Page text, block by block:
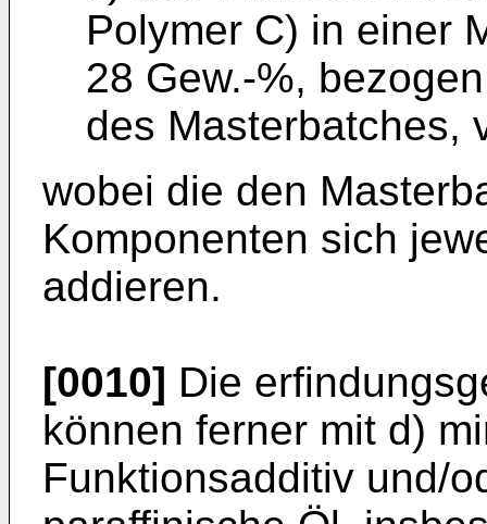
Polymer C) in einer
28 Gew.-%,
des Masterbatches,
wobei die den
Komponenten sich
addieren.
[0010] Die
können ferner mit d)
Funktionsadditiv und/